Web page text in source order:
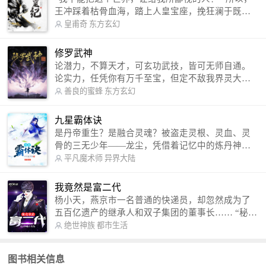
王冲踩着枯骨血海，踏上人皇宝座，挽狂澜于既
倒，扶大厦之将倾，成就了一段无上的传说！ 微信
微博：皇甫奇（地址：http://weibo.com/u/25284575
87） QQ交流群：320238210【普通群】 574501330
【VIP订阅群】 欢迎大家关注。
皇甫奇 东方玄幻
修罗武神
论潜力，不算天才，可玄功武技，皆可无师自通。
论实力，任凭你有万千至宝，但定不敌我界灵大
军。 我是谁？天下众生视我为修罗，却不知，我以
信公众号：善良的蜜蜂后援会）
善良的蜜蜂 东方玄幻
九星霸体诀
是丹帝重生？是融合灵魂？被盗走灵根、灵血、灵
骨的三无少年——龙尘，凭借着记忆中的炼丹神
术，修行神秘功法九星霸体诀，拨开重重迷雾，解
勾搭各色美女，镇压恶鬼邪神。 江湖传闻：龙
尘一到，地吼天啸。龙尘一出，鬼泣神哭。 本
故事纯属虚构，如有雷同，那就是真事儿，想要对
号入座，抓紧时间进群：487963015 微信公众号：
平凡魔术师 异界大陆
我竟然是富二代
杨小天，燕京市一名普通的快递员，却忽然成为了
五百亿遗产的继承人和双子集团的董事长…… “秘
书，给我定制一套百亿富翁的吃喝住行标准！” “好
呢？” “回杨总，开车太堵，已经给你安排了直升
绝世神族 都市生活
图书相关信息